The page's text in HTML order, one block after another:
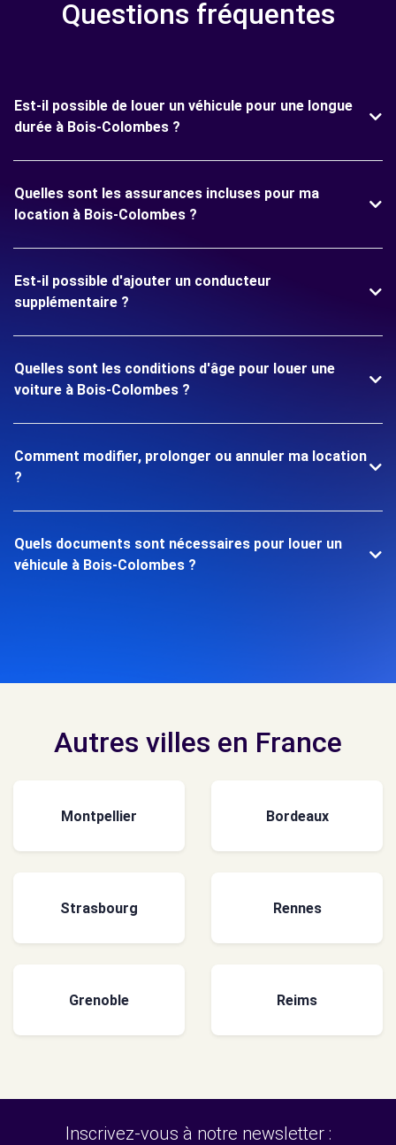
Questions fréquentes
Est-il possible de louer un véhicule pour une longue
durée à Bois-Colombes ?
Quelles sont les assurances incluses pour ma
location à Bois-Colombes ?
Est-il possible d'ajouter un conducteur
supplémentaire ?
Quelles sont les conditions d'âge pour louer une
voiture à Bois-Colombes ?
Comment modifier, prolonger ou annuler ma location
?
Quels documents sont nécessaires pour louer un
véhicule à Bois-Colombes ?
Autres villes en France
Montpellier Bordeaux
Strasbourg Rennes
Grenoble Reims
Inscrivez-vous à notre newsletter :